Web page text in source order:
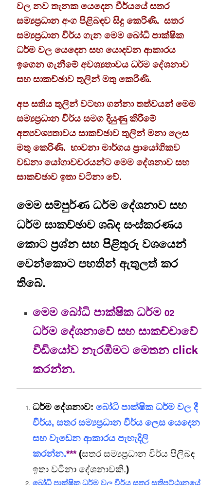
වල නව තැනක යෙදෙන වීර්යයේ සතර
සම්‍යප්‍රධාන අංග පිළිබඳව සිදු කෙරිණි. සතර
සම්‍යප්‍රධාන වීර්ය ගැන මෙම බෝධි පාක්ෂික
ධර්ම වල යෙදෙන සහ යොදවන ආකාරය
ඉගෙන ගැනීමේ අවශ්‍යතාවය ධර්ම දේශනාව
සහසාකච්ඡාව තුලින් මතු කෙරිණි.
අප සතිය තුලින් වටහා ගන්නා තත්වයන් මෙම
සම්‍යප්‍රධාන වීර්ය සමග දියුණු කිරීමේ
අත්‍යවශ්‍යතාවය සාකච්ඡාව තුලින් මනා ලෙස
මතු කෙරිණි. භාවනා මාර්ගය ප්‍රායෝගිකව
වඩනා යෝගාවචරයන්ට මෙම දේශනාව සහ
සාකච්ඡාව ඉතා වටිනා වේ.
මෙම සම්පුර්ණ ධර්ම දේශනාව සහ
ධර්ම සාකච්ඡාව ශබ්ද සංස්කරණය
කොට ප්‍රශ්න සහ පිළිතුරු වශයෙන්
වෙන්කොට පහතින් ඇතුලත් කර
තිබේ.
මෙම බෝධි පාක්ෂික ධර්ම 02
ධර්ම දේශනාවේ සහ සාකච්චාවේ
වීඩියෝව නැරඹීමට මෙතන click
කරන්න.
ධර්ම දේශනාව: බෝධි පාක්ෂික ධර්ම වල දී
වීර්ය, සතර සම්‍යප්‍රධාන වීර්ය ලෙස යෙදෙන
සහ වැඩෙන ආකාරය පැහැදිලි
කරන්න.*** (සතර සම්‍යප්‍රධාන වීර්ය පිලිබඳ
ඉතා වටිනා දේශනාවකි.)
බෝධි පාක්ෂික ධර්ම වල වීර්ය සතර සතිපට්ඨානයේ